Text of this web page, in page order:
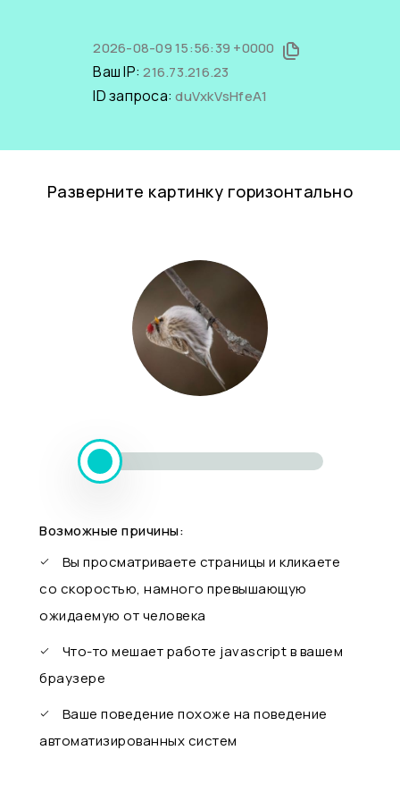
2026-08-09 15:56:39 +0000
Ваш IP:216.73.216.23
ID запроса:duVxkVsHfeA1
Разверните картинку горизонтально
Возможные причины:
Вы просматриваете страницы и кликаете
со скоростью, намного превышающую
ожидаемую от человека
Что-то мешает работе javascript в вашем
браузере
Ваше поведение похоже на поведение
автоматизированных систем